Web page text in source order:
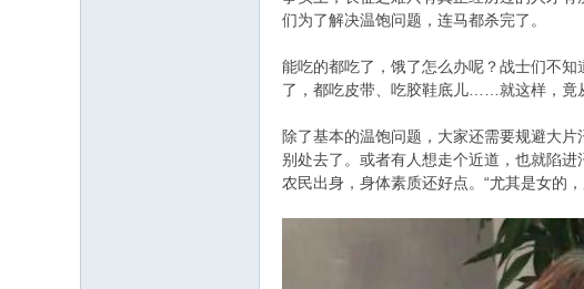
们为了解决温饱问题，连马都杀完了。
能吃的都吃了，饿了怎么办呢？战士们不
了，都吃皮带、吃胶鞋底儿……就这样，竟
除了基本的温饱问题，大家还需要规避大
别处去了。或者有人想走个近道，也就陷
农民出身，身体素质还好点。“尤其是女的